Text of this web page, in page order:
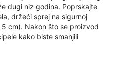
dugi niz godina. Poprskajte
držeći sprej na sigurnoj
cm). Nakon što se proizvod
kako biste smanjili